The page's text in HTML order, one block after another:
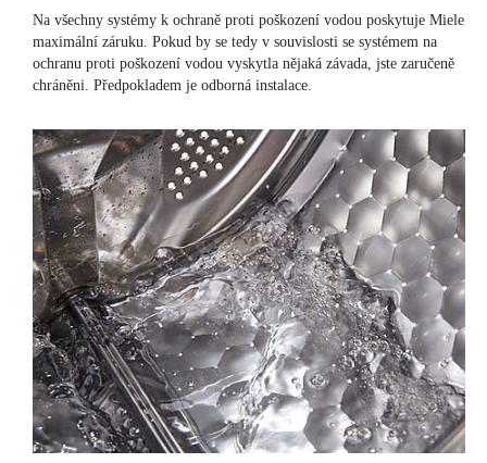
Na všechny systémy k ochraně proti poškození vodou poskytuje Miele
maximální záruku. Pokud by se tedy v souvislosti se systémem na
ochranu proti poškození vodou vyskytla nějaká závada, jste zaručeně
chráněni. Předpokladem je odborná instalace.